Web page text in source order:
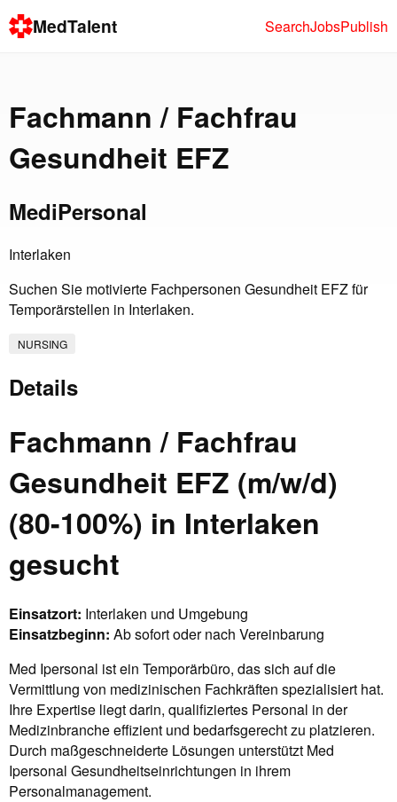
MedTalent SearchJobsPublish
Fachmann / Fachfrau
Gesundheit EFZ
MediPersonal
Interlaken
Suchen Sie motivierte Fachpersonen Gesundheit EFZ für
Temporärstellen in Interlaken.
NURSING
Details
Fachmann / Fachfrau
Gesundheit EFZ (m/w/d)
(80-100%) in Interlaken
gesucht
Einsatzort: Interlaken und Umgebung
Einsatzbeginn: Ab sofort oder nach Vereinbarung
Med Ipersonal ist ein Temporärbüro, das sich auf die
Vermittlung von medizinischen Fachkräften spezialisiert hat.
Ihre Expertise liegt darin, qualifiziertes Personal in der
Medizinbranche effizient und bedarfsgerecht zu platzieren.
Durch maßgeschneiderte Lösungen unterstützt Med
Ipersonal Gesundheitseinrichtungen in ihrem
Personalmanagement.